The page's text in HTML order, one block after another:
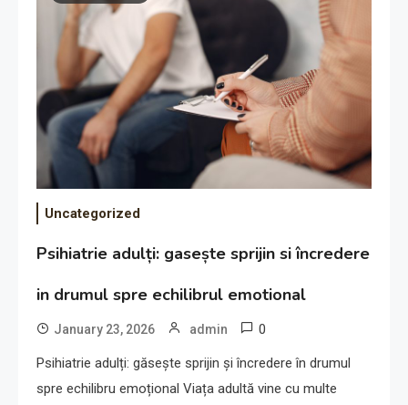
Uncategorized
Psihiatrie adulți: gasește sprijin si încredere
in drumul spre echilibrul emotional
January 23, 2026 admin 0
Psihiatrie adulți: găsește sprijin și încredere în drumul
spre echilibru emoțional Viața adultă vine cu multe